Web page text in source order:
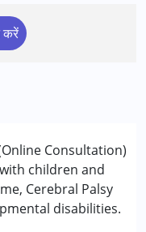
करें
Consultation)
children and
Cerebral Palsy
disabilities.
:
(एडीडी/एडीएचडी)